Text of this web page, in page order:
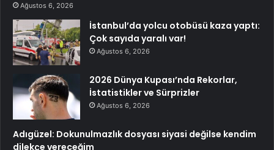
Ağustos 6, 2026
İstanbul’da yolcu otobüsü kaza yaptı:
Çok sayıda yaralı var!
Ağustos 6, 2026
2026 Dünya Kupası’nda Rekorlar,
İstatistikler ve Sürprizler
Ağustos 6, 2026
Adıgüzel: Dokunulmazlık dosyası siyasi değilse kendim
dilekçe vereceğim